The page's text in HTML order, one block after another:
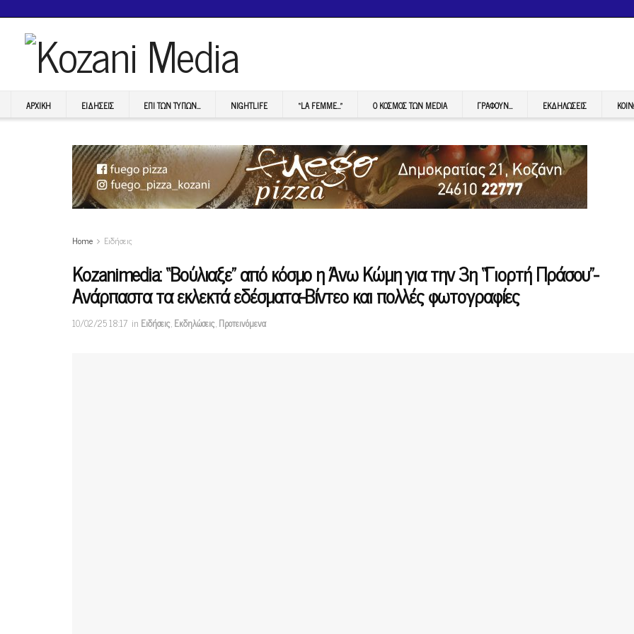
ΑΡΧΙΚΉ ΕΙΔΉΣΕΙΣ ΕΠI ΤΩΝ ΤΥΠΩΝ… NIGHTLIFE “LA FEMME…” Ο ΚΟΣΜΟΣ ΤΩΝ MEDIA ΓΡΆΦΟΥΝ… ΕΚΔΗΛΏΣΕΙΣ
Home Ειδήσεις
Κοzanimedia: “Βούλιαξε” από κόσμο η Άνω Κώμη για την 3η “Γιορτή Πράσου”-
Ανάρπαστα τα εκλεκτά εδέσματα-Βίντεο και πολλές φωτογραφίες
10/02/25 18:17 in Ειδήσεις,Εκδηλώσεις,Προτεινόμενα